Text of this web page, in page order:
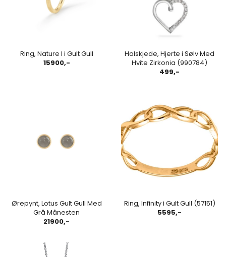
Ring, Nature I i Gult Gull
15900,-
Halskjede, Hjerte i Sølv Med
Hvite Zirkonia (990784)
499,-
Ørepynt, Lotus Gult Gull Med
Grå Månesten
21900,-
Ring, Infinity i Gult Gull (57151)
5595,-